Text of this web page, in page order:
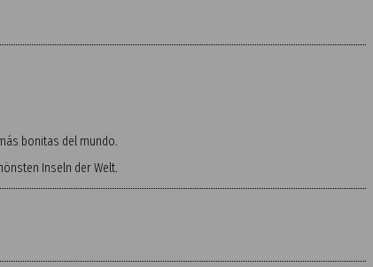
bonitas del mundo.
Inseln der Welt.